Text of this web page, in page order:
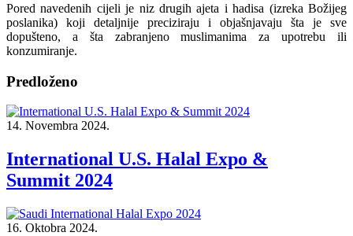
Pored navedenih cijeli je niz drugih ajeta i hadisa (izreka Božijeg
poslanika) koji detaljnije preciziraju i objašnjavaju šta je sve
dopušteno, a šta zabranjeno muslimanima za upotrebu ili
konzumiranje.
Predloženo
14. Novembra 2024.
International U.S. Halal Expo &
Summit 2024
16. Oktobra 2024.